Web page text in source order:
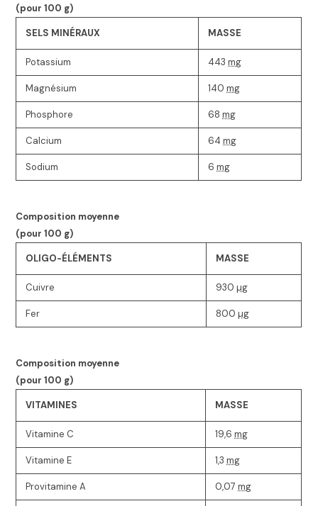
(pour 100 g)
SELS MINÉRAUX MASSE
Potassium 443mg
Magnésium 140mg
Phosphore 68mg
Calcium 64mg
Sodium 6mg
Composition moyenne
(pour 100 g)
OLIGO-ÉLÉMENTS MASSE
Cuivre 930µg
Fer 800µg
Composition moyenne
(pour 100 g)
VITAMINES MASSE
Vitamine C 19,6mg
Vitamine E 1,3mg
Provitamine A 0,07mg